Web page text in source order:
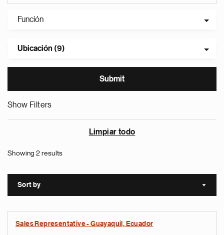
Función
Ubicación (9)
Show Filters
Limpiar todo
Showing 2 results
Sort by Sort
Sales Representative - Guayaquil, Ecuador